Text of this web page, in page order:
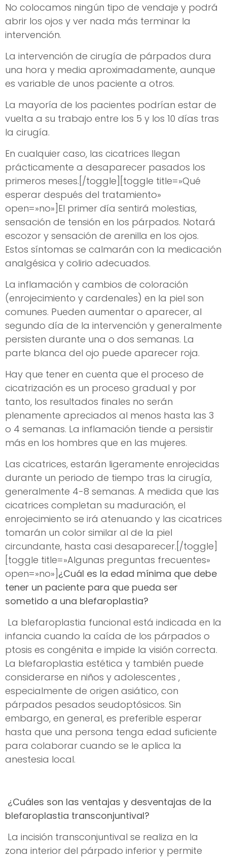
No colocamos ningún tipo de vendaje y podrá
abrir los ojos y ver nada más terminar la
intervención.
La intervención de cirugía de párpados dura
una hora y media aproximadamente, aunque
es variable de unos paciente a otros.
La mayoría de los pacientes podrían estar de
vuelta a su trabajo entre los 5 y los 10 días tras
la cirugía.
En cualquier caso, las cicatrices llegan
prácticamente a desaparecer pasados los
primeros meses.[/toggle][toggle title=»Qué
esperar después del tratamiento»
open=»no»]El primer día sentirá molestias,
sensación de tensión en los párpados. Notará
escozor y sensación de arenilla en los ojos.
Estos síntomas se calmarán con la medicación
analgésica y colirio adecuados.
La inflamación y cambios de coloración
(enrojecimiento y cardenales) en la piel son
comunes. Pueden aumentar o aparecer, al
segundo día de la intervención y generalmente
persisten durante una o dos semanas. La
parte blanca del ojo puede aparecer roja.
Hay que tener en cuenta que el proceso de
cicatrización es un proceso gradual y por
tanto, los resultados finales no serán
plenamente apreciados al menos hasta las 3
o 4 semanas. La inflamación tiende a persistir
más en los hombres que en las mujeres.
Las cicatrices, estarán ligeramente enrojecidas
durante un periodo de tiempo tras la cirugía,
generalmente 4-8 semanas. A medida que las
cicatrices completan su maduración, el
enrojecimiento se irá atenuando y las cicatrices
tomarán un color similar al de la piel
circundante, hasta casi desaparecer.[/toggle]
[toggle title=»Algunas preguntas frecuentes»
open=»no»] ¿Cuál es la edad mínima que debe
tener un paciente para que pueda ser
sometido a una blefaroplastia?
La blefaroplastia funcional está indicada en la
infancia cuando la caída de los párpados o
ptosis es congénita e impide la visión correcta.
La blefaroplastia estética y también puede
considerarse en niños y adolescentes ,
especialmente de origen asiático, con
párpados pesados seudoptósicos. Sin
embargo, en general, es preferible esperar
hasta que una persona tenga edad suficiente
para colaborar cuando se le aplica la
anestesia local.
¿Cuáles son las ventajas y desventajas de la
blefaroplastia transconjuntival?
La incisión transconjuntival se realiza en la
zona interior del párpado inferior y permite